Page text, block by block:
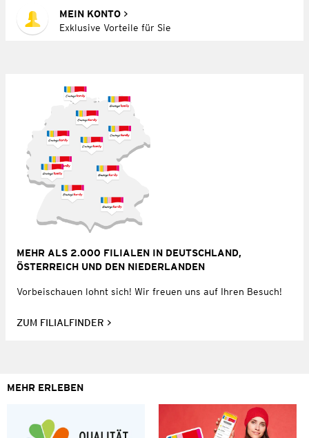
MEIN KONTO
Exklusive Vorteile für Sie
MEHR ALS 2.000 FILIALEN IN DEUTSCHLAND,
ÖSTERREICH UND DEN NIEDERLANDEN
Vorbeischauen lohnt sich! Wir freuen uns auf Ihren Besuch!
ZUM FILIALFINDER
MEHR ERLEBEN